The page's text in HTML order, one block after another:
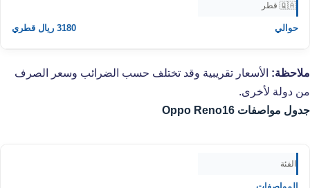
🇶🇦 قطر
حوالي 3180 ريال قطري
ملاحظة: الأسعار تقريبية وقد تختلف حسب الضرائب وسعر الصرف
من دولة لأخرى.
جدول مواصفات Oppo Reno16
الفئة